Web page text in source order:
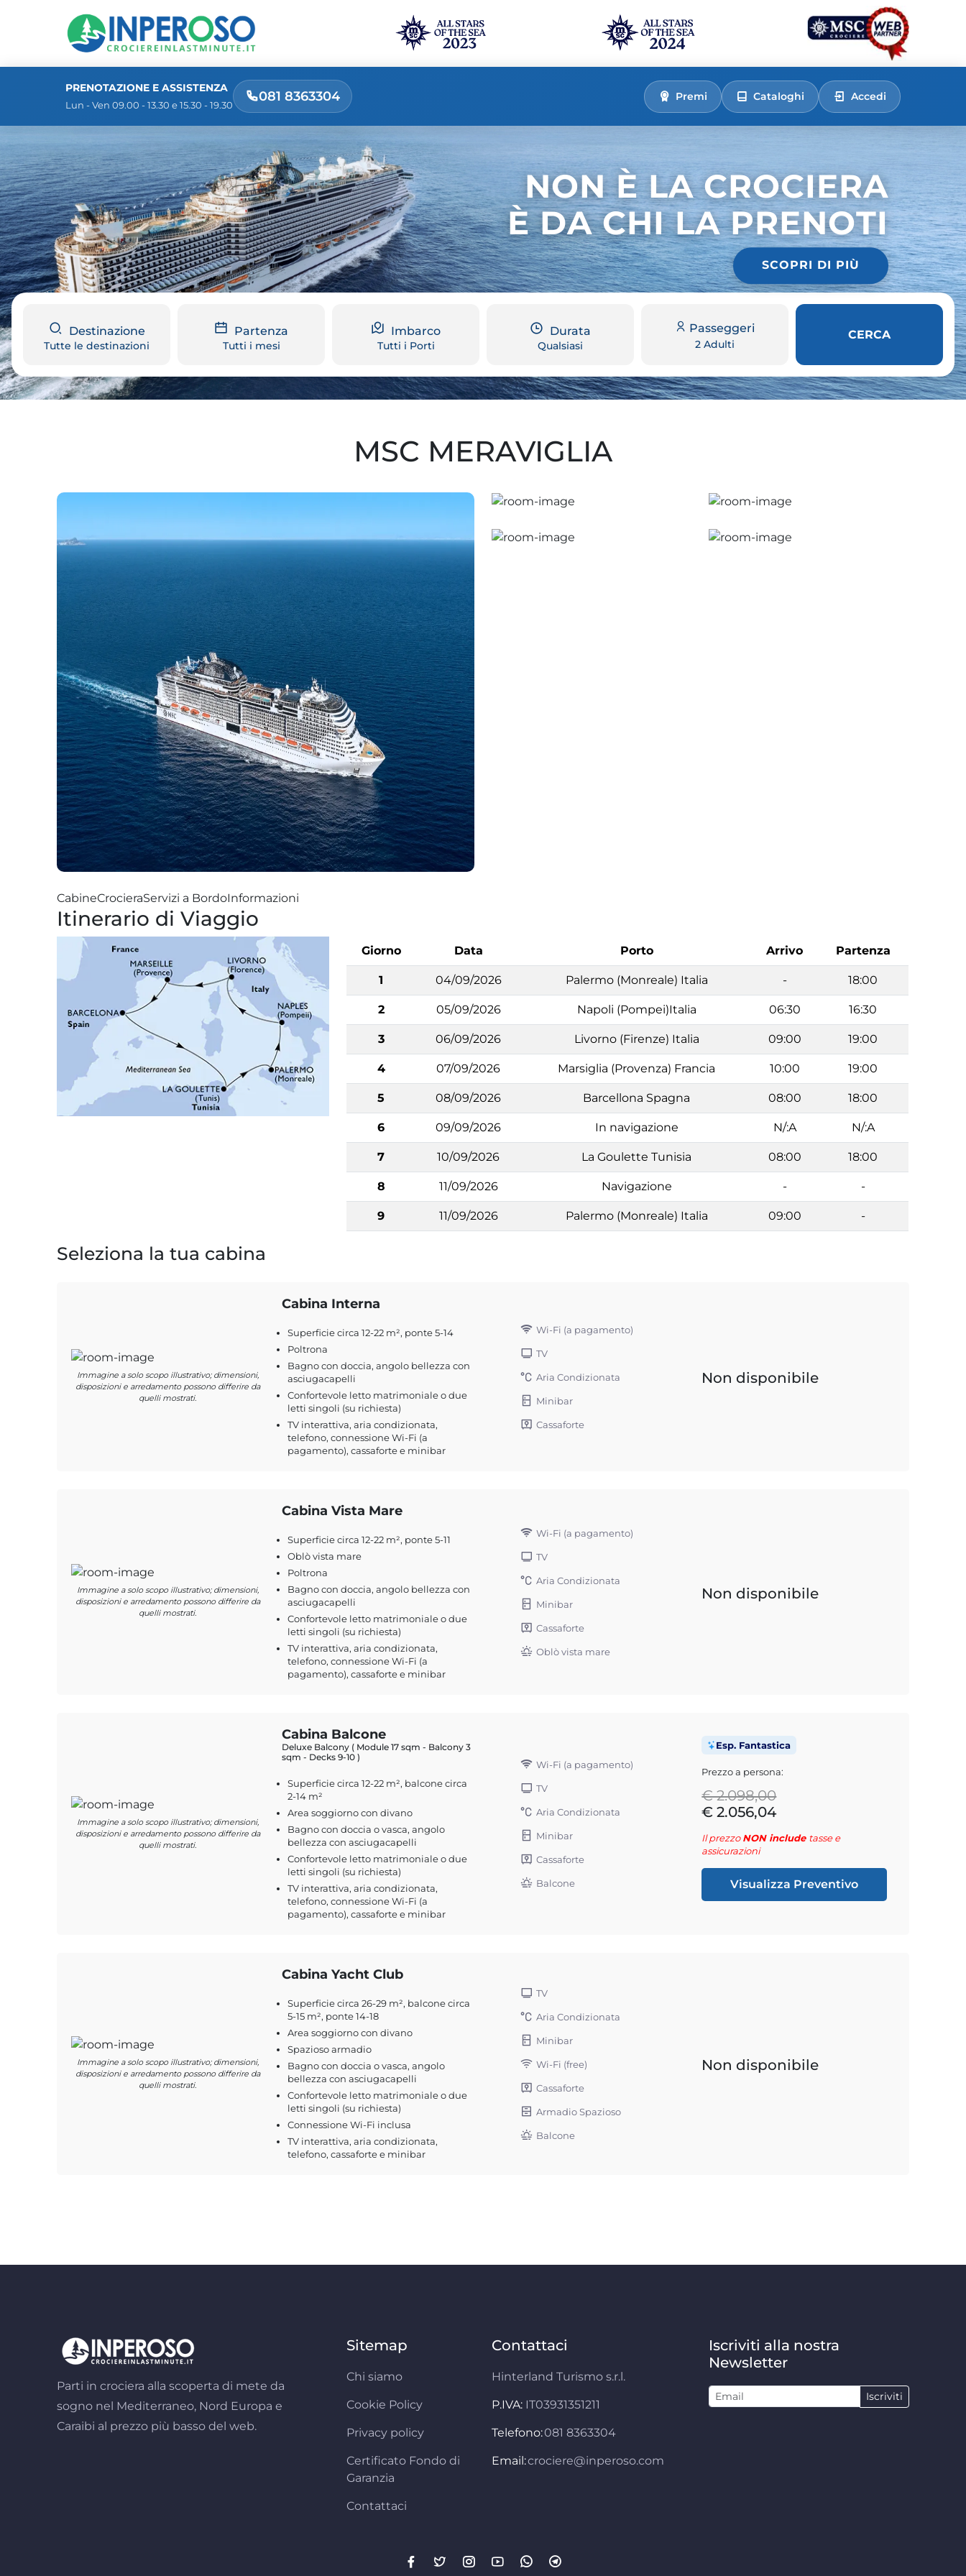
PRENOTAZIONE E ASSISTENZA
Lun - Ven 09.00 - 13.30 e 15.30 - 19.30
081 8363304 Premi Cataloghi Accedi
NON È LA CROCIERA
È DA CHI LA PRENOTI
SCOPRI DI PIÙ
Destinazione
Tutte le destinazioni
Partenza
Tutti i mesi
Imbarco
Tutti i Porti
Durata
Qualsiasi
Passeggeri
2 Adulti
CERCA
MSC MERAVIGLIA
CabineCrocieraServizi a BordoInformazioni
Itinerario di Viaggio
Giorno Data Porto Arrivo Partenza
1 04/09/2026 Palermo (Monreale) Italia - 18:00
2 05/09/2026 Napoli (Pompei)Italia 06:30 16:30
3 06/09/2026 Livorno (Firenze) Italia 09:00 19:00
4 07/09/2026 Marsiglia (Provenza) Francia 10:00 19:00
5 08/09/2026 Barcellona Spagna 08:00 18:00
6 09/09/2026 In navigazione N/:A N/:A
7 10/09/2026 La Goulette Tunisia 08:00 18:00
8 11/09/2026 Navigazione - -
9 11/09/2026 Palermo (Monreale) Italia 09:00 -
Seleziona la tua cabina
Immagine a solo scopo illustrativo; dimensioni,
disposizioni e arredamento possono differire da
quelli mostrati.
Cabina Interna
Superficie circa 12-22 m², ponte 5-14
Poltrona
Bagno con doccia, angolo bellezza con
asciugacapelli
Confortevole letto matrimoniale o due
letti singoli (su richiesta)
TV interattiva, aria condizionata,
telefono, connessione Wi-Fi (a
pagamento), cassaforte e minibar
Wi-Fi (a pagamento)
TV
Aria Condizionata
Minibar
Cassaforte
Non disponibile
Immagine a solo scopo illustrativo; dimensioni,
disposizioni e arredamento possono differire da
quelli mostrati.
Cabina Vista Mare
Superficie circa 12-22 m², ponte 5-11
Oblò vista mare
Poltrona
Bagno con doccia, angolo bellezza con
asciugacapelli
Confortevole letto matrimoniale o due
letti singoli (su richiesta)
TV interattiva, aria condizionata,
telefono, connessione Wi-Fi (a
pagamento), cassaforte e minibar
Wi-Fi (a pagamento)
TV
Aria Condizionata
Minibar
Cassaforte
Oblò vista mare
Non disponibile
Immagine a solo scopo illustrativo; dimensioni,
disposizioni e arredamento possono differire da
quelli mostrati.
Cabina Balcone
Deluxe Balcony ( Module 17 sqm - Balcony 3
sqm - Decks 9-10 )
Superficie circa 12-22 m², balcone circa
2-14 m²
Area soggiorno con divano
Bagno con doccia o vasca, angolo
bellezza con asciugacapelli
Confortevole letto matrimoniale o due
letti singoli (su richiesta)
TV interattiva, aria condizionata,
telefono, connessione Wi-Fi (a
pagamento), cassaforte e minibar
Wi-Fi (a pagamento)
TV
Aria Condizionata
Minibar
Cassaforte
Balcone
Esp. Fantastica
Prezzo a persona:
€ 2.098,00
€ 2.056,04
Il prezzoNON include tasse e
assicurazioni
Visualizza Preventivo
Immagine a solo scopo illustrativo; dimensioni,
disposizioni e arredamento possono differire da
quelli mostrati.
Cabina Yacht Club
Superficie circa 26-29 m², balcone circa
5-15 m², ponte 14-18
Area soggiorno con divano
Spazioso armadio
Bagno con doccia o vasca, angolo
bellezza con asciugacapelli
Confortevole letto matrimoniale o due
letti singoli (su richiesta)
Connessione Wi-Fi inclusa
TV interattiva, aria condizionata,
telefono, cassaforte e minibar
TV
Aria Condizionata
Minibar
Wi-Fi (free)
Cassaforte
Armadio Spazioso
Balcone
Non disponibile
Parti in crociera alla scoperta di mete da
sogno nel Mediterraneo, Nord Europa e
Caraibi al prezzo più basso del web.
Sitemap
Chi siamo
Cookie Policy
Privacy policy
Certificato Fondo di
Garanzia
Contattaci
Contattaci
Hinterland Turismo s.r.l.
P.IVA: IT03931351211
Telefono:081 8363304
Email:crociere@inperoso.com
Iscriviti alla nostra
Newsletter
Iscriviti